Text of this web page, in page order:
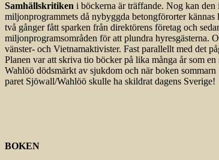
Samhällskritiken i böckerna är träffande. Nog kan
miljonprogrammets då nybyggda betongförorter
två gånger fått sparken från direktörens företag och
miljonprogramsområden för att plundra hyresgästerna.
vänster- och Vietnamaktivister. Fast parallellt med det
Planen var att skriva tio böcker på lika många år som
Wahlöö dödsmärkt av sjukdom och när boken
paret Sjöwall/Wahlöö skulle ha skildrat dagens Sverige!
BOKEN